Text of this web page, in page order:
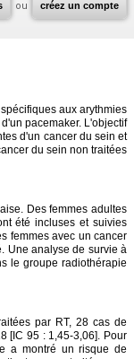
ou créez un compte
aux arythmies
pacemaker. L'objectif
d'un cancer du sein et
du sein non traitées
Des femmes adultes
été incluses et suivies
femmes avec un cancer
Une analyse de survie à
le groupe radiothérapie
par RT, 28 cas de
[IC 95 : 1,45-3,06]. Pour
a montré un risque de